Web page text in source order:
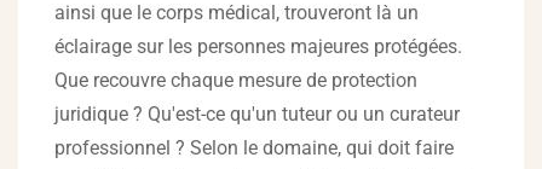
ainsi que le corps médical, trouveront là un
éclairage sur les personnes majeures protégées.
Que recouvre chaque mesure de protection
juridique ? Qu'est-ce qu'un tuteur ou un curateur
professionnel ? Selon le domaine, qui doit faire